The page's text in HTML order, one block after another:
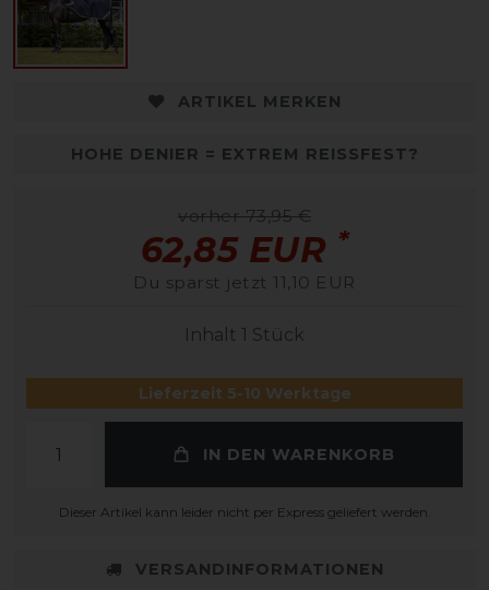
ARTIKEL MERKEN
HOHE DENIER = EXTREM REISSFEST?
vorher 73,95 €
62,85 EUR *
Du sparst jetzt 11,10 EUR
Inhalt 1 Stück
Lieferzeit 5-10 Werktage
IN DEN WARENKORB
Dieser Artikel kann leider nicht per Express geliefert werden.
VERSANDINFORMATIONEN